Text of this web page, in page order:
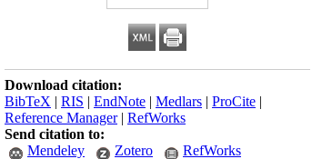
Download citation:
BibTeX | RIS | EndNote | Medlars | ProCite |
Reference Manager| RefWorks
Send citation to:
Mendeley
Zotero RefWorks